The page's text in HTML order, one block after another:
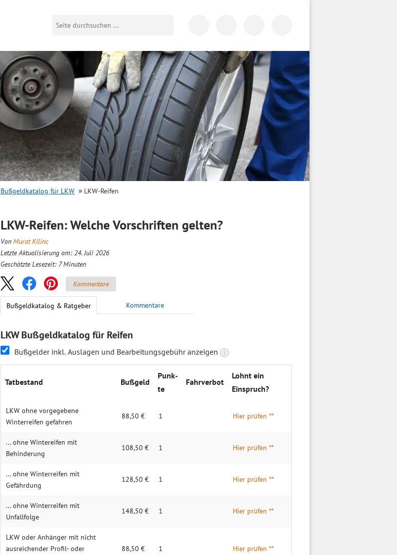
Bußgeldkatalog für LKW LKW-Reifen
LKW-Reifen: Welche Vorschriften gelten?
Von Murat Kilinc
Letzte Aktualisierung am: 24. Juli 2026
Geschätzte Lesezeit: 7 Minuten
Kommentare
Bußgeldkatalog & Ratgeber Kommentare
LKW Bußgeldkatalog für Reifen
Bußgelder inkl. Auslagen und Bearbeitungsgebühr anzeigen i
Tatbestand Buß­geld
Punk­
te
Fahrverbot
Lohnt ein
Einspruch?
LKW ohne vorgegebene
Winterreifen gefahren
88,50 € 1 Hier prüfen **
... ohne Wintereifen mit
Behinderung
108,50 € 1 Hier prüfen **
... ohne Winterreifen mit
Gefährdung
128,50 € 1 Hier prüfen **
... ohne Winterreifen mit
Unfallfolge
148,50 € 1 Hier prüfen **
LKW oder Anhänger mit nicht
ausreichender Profil- oder
88,50 € 1 Hier prüfen **